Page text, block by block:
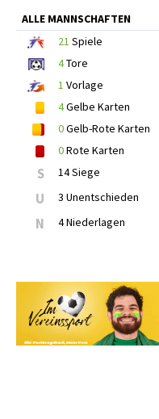
ALLE MANNSCHAFTEN
21 Spiele
4Tore
1 Vorlage
4Gelbe Karten
0Gelb-Rote Karten
0Rote Karten
S 14 Siege
U 3 Unentschieden
N 4 Niederlagen